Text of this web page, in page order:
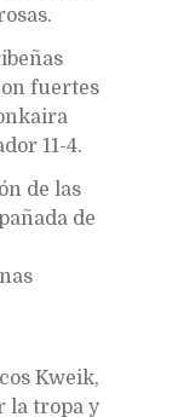
fuertes
11-4.
de las
de
Kweik,
la tropa y